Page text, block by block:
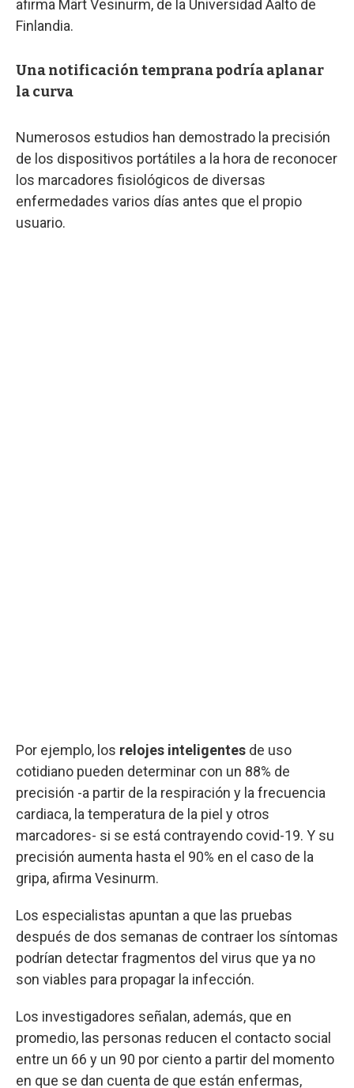
afirma Märt Vesinurm, de la Universidad Aalto de
Finlandia.
Una notificación temprana podría aplanar
la curva
Numerosos estudios han demostrado la precisión
de los dispositivos portátiles a la hora de reconocer
los marcadores fisiológicos de diversas
enfermedades varios días antes que el propio
usuario.
Por ejemplo, los relojes inteligentes de uso
cotidiano pueden determinar con un 88% de
precisión -a partir de la respiración y la frecuencia
cardiaca, la temperatura de la piel y otros
marcadores- si se está contrayendo covid-19. Y su
precisión aumenta hasta el 90% en el caso de la
gripa, afirma Vesinurm.
Los especialistas apuntan a que las pruebas
después de dos semanas de contraer los síntomas
podrían detectar fragmentos del virus que ya no
son viables para propagar la infección.
Los investigadores señalan, además, que en
promedio, las personas reducen el contacto social
entre un 66 y un 90 por ciento a partir del momento
en que se dan cuenta de que están enfermas,